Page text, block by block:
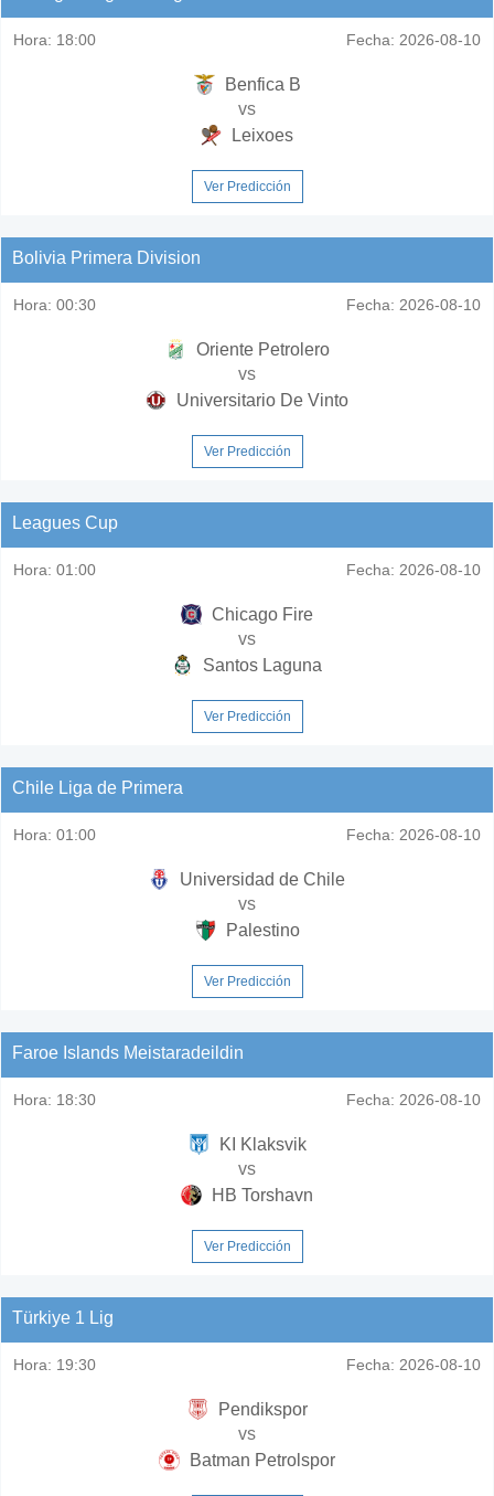
Hora: 18:00 Fecha: 2026-08-10
Benfica B
vs
Leixoes
Ver Predicción
Bolivia Primera Division
Hora: 00:30 Fecha: 2026-08-10
Oriente Petrolero
vs
Universitario De Vinto
Ver Predicción
Leagues Cup
Hora: 01:00 Fecha: 2026-08-10
Chicago Fire
vs
Santos Laguna
Ver Predicción
Chile Liga de Primera
Hora: 01:00 Fecha: 2026-08-10
Universidad de Chile
vs
Palestino
Ver Predicción
Faroe Islands Meistaradeildin
Hora: 18:30 Fecha: 2026-08-10
KI Klaksvik
vs
HB Torshavn
Ver Predicción
Türkiye 1 Lig
Hora: 19:30 Fecha: 2026-08-10
Pendikspor
vs
Batman Petrolspor